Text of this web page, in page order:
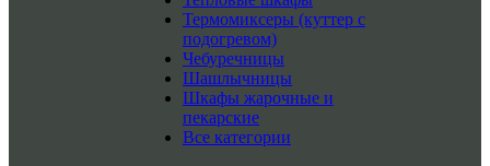
Термомиксеры (куттер с
подогревом)
Чебуречницы
Шашлычницы
Шкафы жарочные и
пекарские
Все категории